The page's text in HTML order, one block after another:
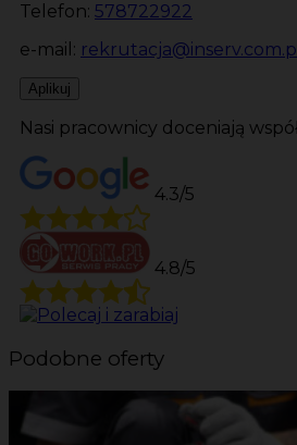
Telefon: 578722922
e-mail: rekrutacja@inserv.com.pl
Aplikuj
Nasi pracownicy doceniają
4.3/5
4.8/5
Podobne oferty